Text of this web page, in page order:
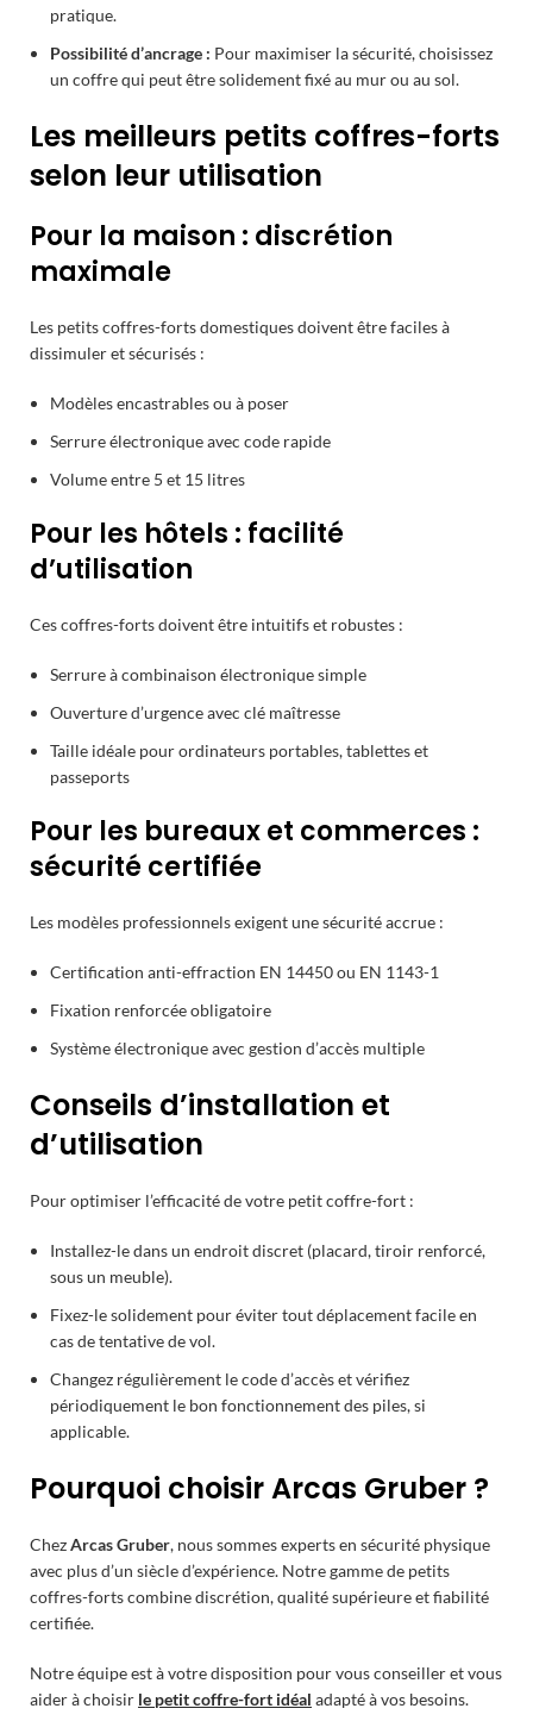
pratique.
Possibilité d’ancrage : Pour maximiser la sécurité, choisissez
un coffre qui peut être solidement fixé au mur ou au sol.
Les meilleurs petits coffres-forts
selon leur utilisation
Pour la maison : discrétion
maximale
Les petits coffres-forts domestiques doivent être faciles à
dissimuler et sécurisés :
Modèles encastrables ou à poser
Serrure électronique avec code rapide
Volume entre 5 et 15 litres
Pour les hôtels : facilité
d’utilisation
Ces coffres-forts doivent être intuitifs et robustes :
Serrure à combinaison électronique simple
Ouverture d’urgence avec clé maîtresse
Taille idéale pour ordinateurs portables, tablettes et
passeports
Pour les bureaux et commerces :
sécurité certifiée
Les modèles professionnels exigent une sécurité accrue :
Certification anti-effraction EN 14450 ou EN 1143-1
Fixation renforcée obligatoire
Système électronique avec gestion d’accès multiple
Conseils d’installation et
d’utilisation
Pour optimiser l’efficacité de votre petit coffre-fort :
Installez-le dans un endroit discret (placard, tiroir renforcé,
sous un meuble).
Fixez-le solidement pour éviter tout déplacement facile en
cas de tentative de vol.
Changez régulièrement le code d’accès et vérifiez
périodiquement le bon fonctionnement des piles, si
applicable.
Pourquoi choisir Arcas Gruber ?
ChezArcas Gruber, nous sommes experts en sécurité physique
avec plus d’un siècle d’expérience. Notre gamme de petits
coffres-forts combine discrétion, qualité supérieure et fiabilité
certifiée.
Notre équipe est à votre disposition pour vous conseiller et vous
aider à choisir le petit coffre-fort idéal adapté à vos besoins.